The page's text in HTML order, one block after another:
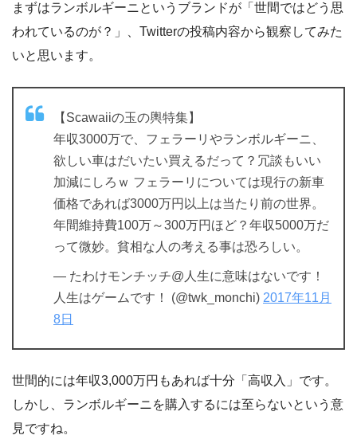
まずはランボルギーニというブランドが「世間ではどう思
われているのが？」、Twitterの投稿内容から観察してみた
いと思います。
【Scawaiiの玉の輿特集】
年収3000万で、フェラーリやランボルギーニ、
欲しい車はだいたい買えるだって？冗談もいい
加減にしろｗ フェラーリについては現行の新車
価格であれば3000万円以上は当たり前の世界。
年間維持費100万～300万円ほど？年収5000万だ
って微妙。貧相な人の考える事は恐ろしい。
— たわけモンチッチ@人生に意味はないです！
人生はゲームです！ (@twk_monchi) 2017年11月
8日
世間的には年収3,000万円もあれば十分「高収入」です。
しかし、ランボルギーニを購入するには至らないという意
見ですね。